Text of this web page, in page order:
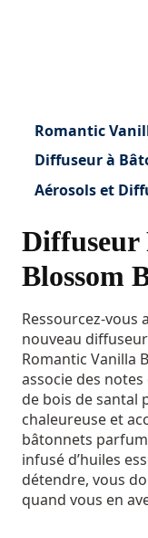
Romantic
Diffuseur à
Aérosols et
Diffuseur
Blossom
Ressourcez-vous
nouveau
Romantic Vanilla
associe des
de bois de santal
chaleureuse et
bâtonnets
infusé d’huiles
détendre, vous
quand vous en